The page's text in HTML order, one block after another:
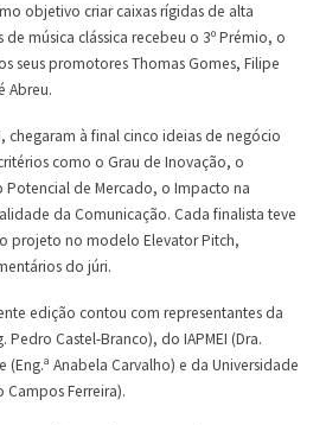
objetivo criar caixas rígidas de alta
música clássica recebeu o 3º Prémio, o
seus promotores Thomas Gomes, Filipe
Abreu.
chegaram à final cinco ideias de negócio
como o Grau de Inovação, o
de Mercado, o Impacto na
da Comunicação. Cada finalista teve
projeto no modelo Elevator Pitch,
do júri.
edição contou com representantes da
Pedro Castel-Branco), do IAPMEI (Dra.
(Eng.ª Anabela Carvalho) e da Universidade
Campos Ferreira).